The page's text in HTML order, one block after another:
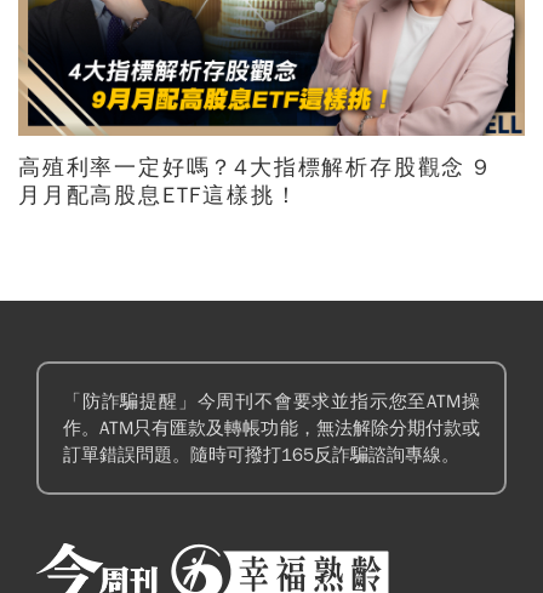
高殖利率一定好嗎？4大指標解析存股觀念 9
月月配高股息ETF這樣挑！
「防詐騙提醒」今周刊不會要求並指示您至ATM操
作。ATM只有匯款及轉帳功能，無法解除分期付款或
訂單錯誤問題。隨時可撥打165反詐騙諮詢專線。